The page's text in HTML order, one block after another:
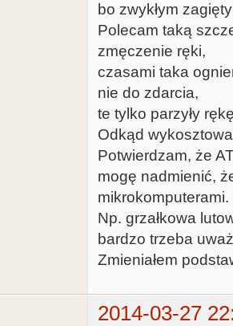
bo zwykłym
Polecam taką
zmęczenie ręki,
czasami taka
nie do zdarcia,
te tylko parzyły
Odkąd
Potwierdzam, że
mogę nadmienić,
mikrokomputerami.
Np. grzałkowa
bardzo trzeba
Zmieniałem
2014-03-27